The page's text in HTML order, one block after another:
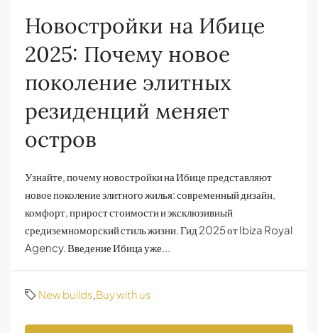
Новостройки на Ибице
2025: Почему новое
поколение элитных
резиденций меняет
остров
Узнайте, почему новостройки на Ибице представляют
новое поколение элитного жилья: современный дизайн,
комфорт, прирост стоимости и эксклюзивный
средиземноморский стиль жизни. Гид 2025 от Ibiza Royal
Agency. Введение Ибица уже...
New builds Buy with us